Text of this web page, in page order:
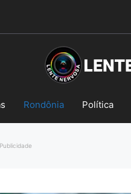
Rondônia Política
Publicidade